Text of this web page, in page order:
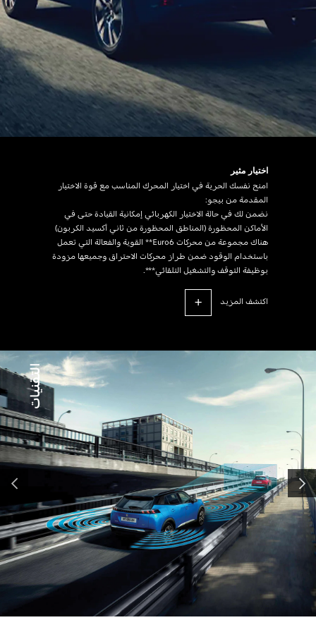
اختيار مثير
امنح نفسك الحرية في اختيار المحرك المناسب مع قوة الاختيار
المقدمة من بيجو:
نضمن لك في حالة الاختيار الكهربائي إمكانية القيادة حتى في
الأماكن المحظورة (المناطق المحظورة من ثاني أكسيد الكربون)
هناك مجموعة من محركات Euro6** القوية والفعالة التي تعمل
باستخدام الوقود ضمن طراز محركات الاحتراق وجميعها مزودة
بوظيفة التوقف والتشغيل التلقائي***.
اكتشف المزيد
التقنيات
السابق